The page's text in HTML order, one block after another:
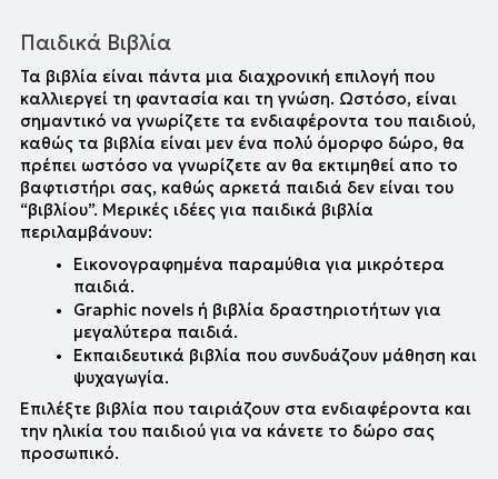
Παιδικά Βιβλία
Τα βιβλία είναι πάντα μια διαχρονική επιλογή που
καλλιεργεί τη φαντασία και τη γνώση. Ωστόσο, είναι
σημαντικό να γνωρίζετε τα ενδιαφέροντα του παιδιού,
καθώς τα βιβλία είναι μεν ένα πολύ όμορφο δώρο, θα
πρέπει ωστόσο να γνωρίζετε αν θα εκτιμηθεί απο το
βαφτιστήρι σας, καθώς αρκετά παιδιά δεν είναι του
“βιβλίου”. Μερικές ιδέες για παιδικά βιβλία
περιλαμβάνουν:
Εικονογραφημένα παραμύθια για μικρότερα
παιδιά.
Graphic novels ή βιβλία δραστηριοτήτων για
μεγαλύτερα παιδιά.
Εκπαιδευτικά βιβλία που συνδυάζουν μάθηση και
ψυχαγωγία.
Επιλέξτε βιβλία που ταιριάζουν στα ενδιαφέροντα και
την ηλικία του παιδιού για να κάνετε το δώρο σας
προσωπικό.